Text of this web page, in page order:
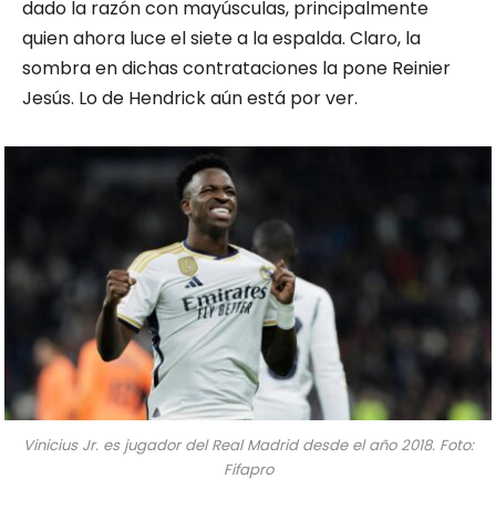
dado la razón con mayúsculas, principalmente
quien ahora luce el siete a la espalda. Claro, la
sombra en dichas contrataciones la pone Reinier
Jesús. Lo de Hendrick aún está por ver.
Vinicius Jr. es jugador del Real Madrid desde el año 2018. Foto:
Fifapro